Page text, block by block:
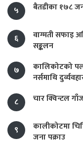
५ बैतडीका १७८
६
वाग्मती सफाइ
सङ्कलन
७
कालिकोटको
नर्समाथि
८
चार क्विन्टल
९
कालीकोटमा
जना पक्राउ